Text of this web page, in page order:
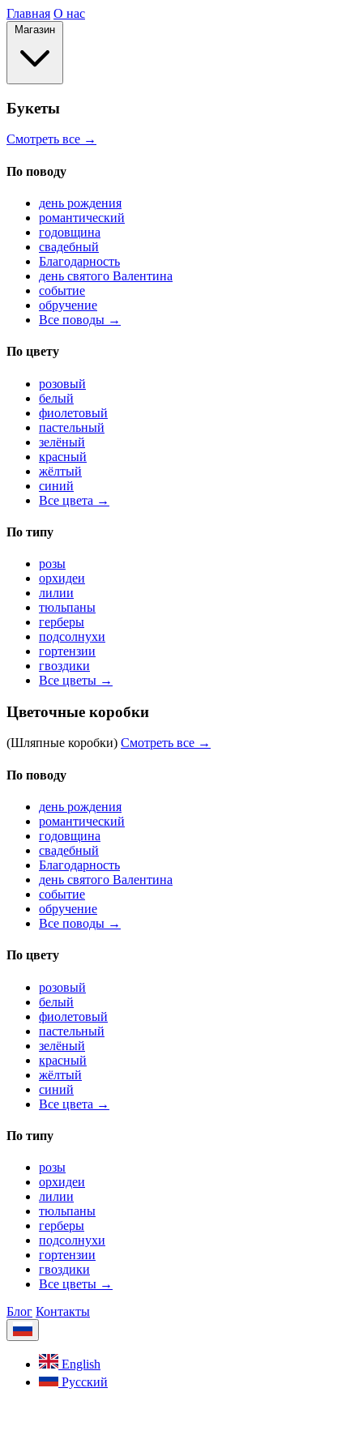
Главная О нас
Магазин
Букеты
Смотреть все →
По поводу
день рождения
романтический
годовщина
свадебный
Благодарность
день святого Валентина
событие
обручение
Все поводы →
По цвету
розовый
белый
фиолетовый
пастельный
зелёный
красный
жёлтый
синий
Все цвета →
По типу
розы
орхидеи
лилии
тюльпаны
герберы
подсолнухи
гортензии
гвоздики
Все цветы →
Цветочные коробки
(Шляпные коробки) Смотреть все →
По поводу
день рождения
романтический
годовщина
свадебный
Благодарность
день святого Валентина
событие
обручение
Все поводы →
По цвету
розовый
белый
фиолетовый
пастельный
зелёный
красный
жёлтый
синий
Все цвета →
По типу
розы
орхидеи
лилии
тюльпаны
герберы
подсолнухи
гортензии
гвоздики
Все цветы →
Блог Контакты
English
Русский